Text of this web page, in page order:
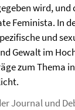
wird, und
Feminista. In
und
Gewalt im
zum Thema
Journal und